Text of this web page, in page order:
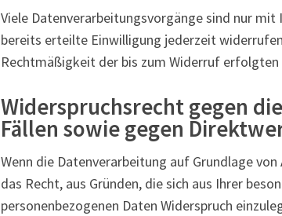
Viele Datenverarbeitungsvorgänge sind nur
bereits erteilte Einwilligung jederzeit
Rechtmäßigkeit der bis zum Widerruf
Widerspruchsrecht gegen
Fällen sowie gegen
Wenn die Datenverarbeitung auf Grundlage
das Recht, aus Gründen, die sich aus Ihrer
personenbezogenen Daten Widerspruch